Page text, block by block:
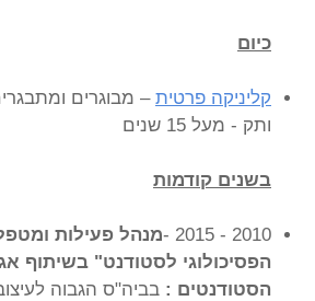
כיום
קליניקה פרטית – מבוגרים
ותק - מעל 15 שנים
בשנים קודמות
2010 - 2015 -
מנהל פעילות
הפסיכולוגי לסטודנט" בשיתוף
הסטודנטים : בביה"ס הגבוה